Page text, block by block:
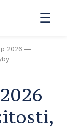
☰
2026 —